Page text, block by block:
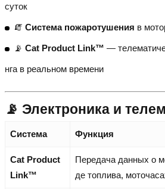
суток
🧯 Система пожаротушения в
📡 Cat Product Link™ —
нга в реальном времени
📡 Электроника и
Система Функция
Cat Product
Link™
Передача данных о
де топлива,